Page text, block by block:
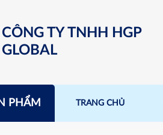
CÔNG TY TNHH HGP
GLOBAL
PHẨM TRANG CHỦ